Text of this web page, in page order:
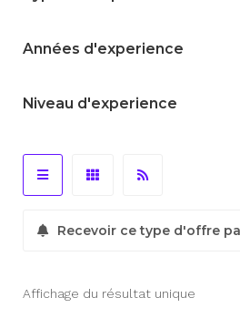
Années d'experience
Niveau d'experience
Recevoir ce type d'offre
Affichage du résultat unique